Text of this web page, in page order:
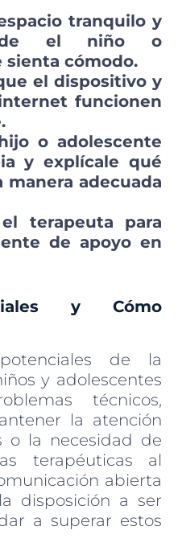
tranquilo y
el niño o
sienta cómodo.
el dispositivo y
funcionen
o adolescente
y explícale qué
manera adecuada
terapeuta para
de apoyo en
y Cómo
de la
y adolescentes
técnicos,
la atención
o la necesidad de
terapéuticas al
abierta
disposición a ser
a superar estos